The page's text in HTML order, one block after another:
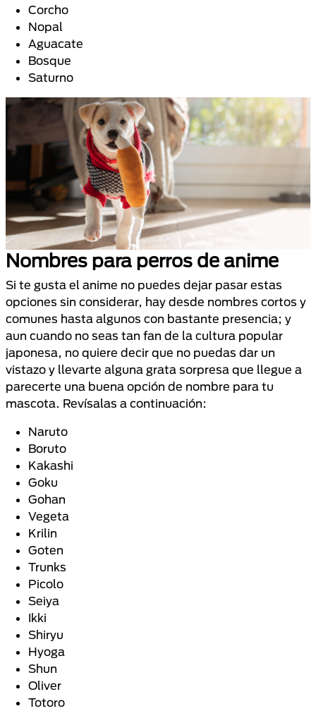
Corcho
Nopal
Aguacate
Bosque
Saturno
Nombres para perros de anime
Si te gusta el anime no puedes dejar pasar estas
opciones sin considerar, hay desde nombres cortos y
comunes hasta algunos con bastante presencia; y
aun cuando no seas tan fan de la cultura popular
japonesa, no quiere decir que no puedas dar un
vistazo y llevarte alguna grata sorpresa que llegue a
parecerte una buena opción de nombre para tu
mascota. Revísalas a continuación:
Naruto
Boruto
Kakashi
Goku
Gohan
Vegeta
Krilin
Goten
Trunks
Picolo
Seiya
Ikki
Shiryu
Hyoga
Shun
Oliver
Totoro